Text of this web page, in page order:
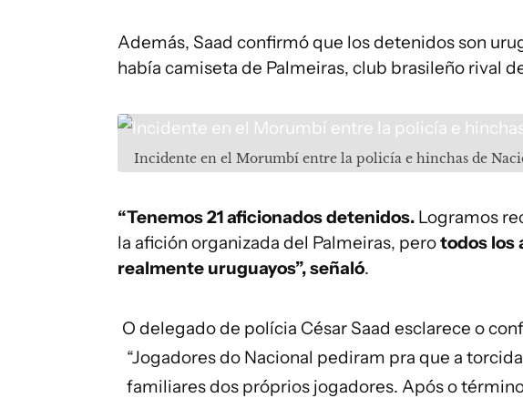
Además, Saad confirmó que los detenidos son
había camiseta de Palmeiras, club brasileño rival
Incidente en el Morumbí entre la policía e hinchas de
“Tenemos 21 aficionados detenidos. Logramos
la afición organizada del Palmeiras, perotodos los
realmente uruguayos”, señaló.
O delegado de polícia César Saad esclarece o
“Jogadores do Nacional pediram pra que a
familiares dos próprios jogadores. Após o